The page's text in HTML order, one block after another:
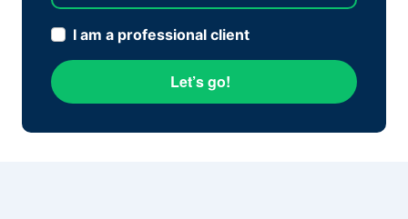
I am a professional client
Let’s go!